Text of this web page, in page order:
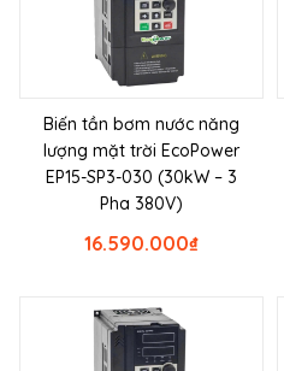
Biến tần bơm nước năng
lượng mặt trời EcoPower
EP15-SP3-030 (30kW – 3
Pha 380V)
₫
16.590.000